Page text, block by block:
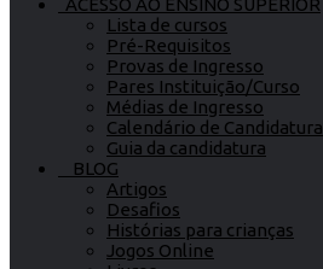
ACESSO AO ENSINO SUPERIOR
Lista de cursos
Pré-Requisitos
Provas de Ingresso
Pares Instituição/Curso
Médias de Ingresso
Calendário de Candidatura
Guia da candidatura
BLOG
Artigos
Desafios
Histórias para crianças
Jogos Online